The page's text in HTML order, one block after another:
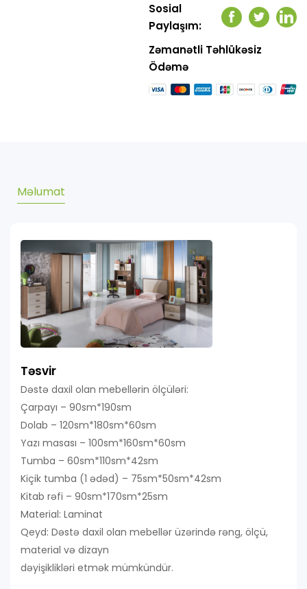
Sosial
Paylaşım:
Facebook
Twitter
Zəmanətli Təhlükəsiz
Ödəmə
Məlumat
Təsvir
Dəstə daxil olan mebellərin ölçüləri:
Çarpayı – 90sm*190sm
Dolab – 120sm*180sm*60sm
Yazı masası – 100sm*160sm*60sm
Tumba – 60sm*110sm*42sm
Kiçik tumba (1 ədəd) – 75sm*50sm*42sm
Kitab rəfi – 90sm*170sm*25sm
Material: Laminat
Qeyd: Dəstə daxil olan mebellər üzərində rəng, ölçü,
material və dizayn
dəyişiklikləri etmək mümkündür.